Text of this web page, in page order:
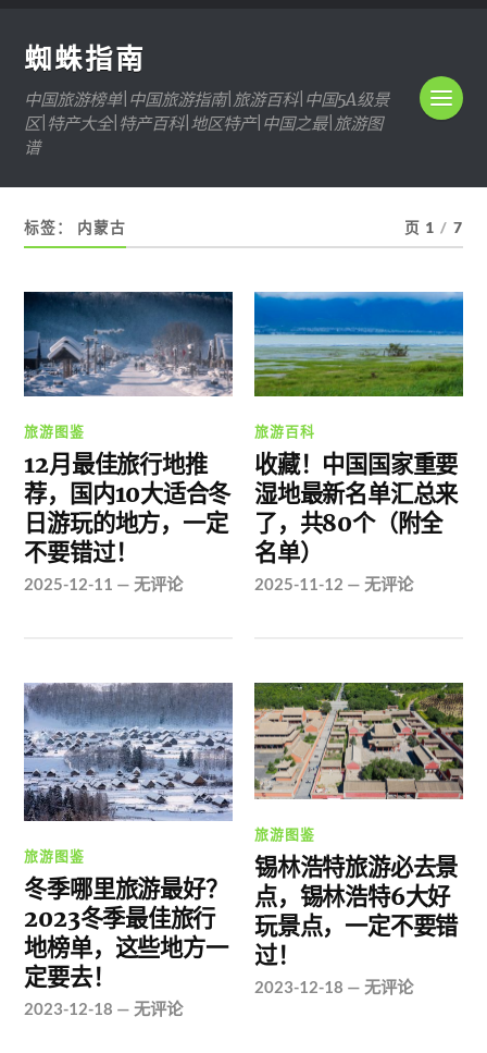
蜘蛛指南
中国旅游榜单|中国旅游指南|旅游百科|中国5A级景
区|特产大全|特产百科|地区特产|中国之最|旅游图
谱
标签： 内蒙古 页 1 / 7
旅游图鉴
12月最佳旅行地推
荐，国内10大适合冬
日游玩的地方，一定
不要错过！
2025-12-11 —无评论
旅游百科
收藏！中国国家重要
湿地最新名单汇总来
了，共80个（附全
名单）
2025-11-12 —无评论
旅游图鉴
冬季哪里旅游最好？
2023冬季最佳旅行
地榜单，这些地方一
定要去！
2023-12-18 —无评论
旅游图鉴
锡林浩特旅游必去景
点，锡林浩特6大好
玩景点，一定不要错
过！
2023-12-18 —无评论